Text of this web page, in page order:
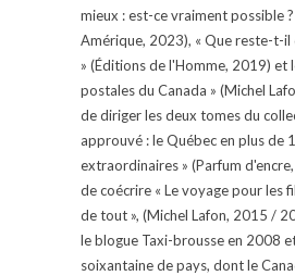
mieux : est-ce vraiment possible
Amérique, 2023), « Que reste-t-il
» (Éditions de l'Homme, 2019) et
postales du Canada » (Michel
de diriger les deux tomes du
approuvé : le Québec en plus de
extraordinaires » (Parfum
de coécrire « Le voyage pour les
de tout », (Michel Lafon, 2015 /
le blogue Taxi-brousse en 2008
soixantaine de pays, dont le